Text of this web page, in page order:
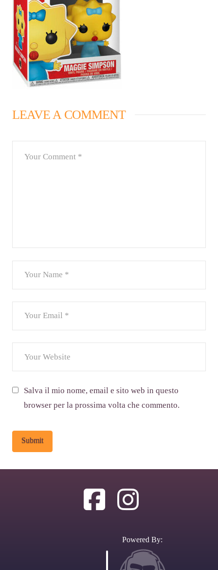
LEAVE A COMMENT
Salva il mio nome, email e sito web in questo
browser per la prossima volta che commento.
Powered By: